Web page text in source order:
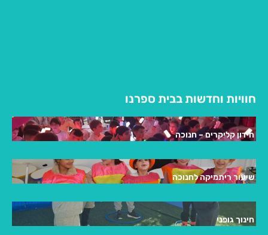
חוויות וחדשות בבית ספרנו
חידון קליקרים – חנוכה
שיעור ריתמיקה לחנוכה
חינוך גופני